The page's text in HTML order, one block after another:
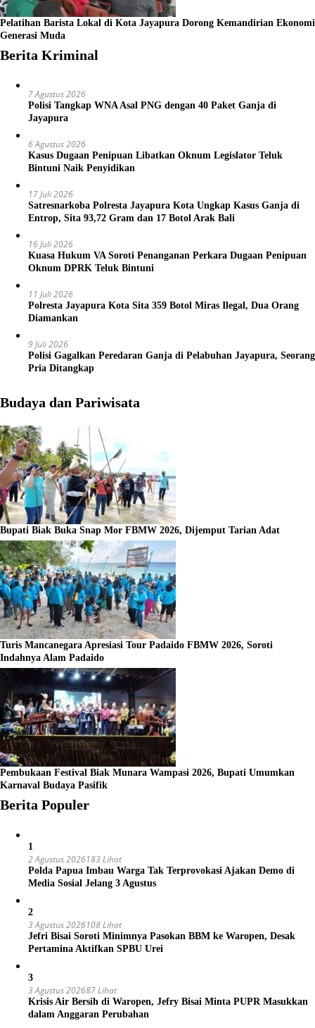
Pelatihan Barista Lokal di Kota Jayapura Dorong Kemandirian Ekonomi
Generasi Muda
Berita Kriminal
7 Agustus 2026
Polisi Tangkap WNA Asal PNG dengan 40 Paket Ganja di
Jayapura
6 Agustus 2026
Kasus Dugaan Penipuan Libatkan Oknum Legislator Teluk
Bintuni Naik Penyidikan
17 Juli 2026
Satresnarkoba Polresta Jayapura Kota Ungkap Kasus Ganja di
Entrop, Sita 93,72 Gram dan 17 Botol Arak Bali
16 Juli 2026
Kuasa Hukum VA Soroti Penanganan Perkara Dugaan Penipuan
Oknum DPRK Teluk Bintuni
11 Juli 2026
Polresta Jayapura Kota Sita 359 Botol Miras Ilegal, Dua Orang
Diamankan
9 Juli 2026
Polisi Gagalkan Peredaran Ganja di Pelabuhan Jayapura, Seorang
Pria Ditangkap
Budaya dan Pariwisata
Bupati Biak Buka Snap Mor FBMW 2026, Dijemput Tarian Adat
Turis Mancanegara Apresiasi Tour Padaido FBMW 2026, Soroti
Indahnya Alam Padaido
Pembukaan Festival Biak Munara Wampasi 2026, Bupati Umumkan
Karnaval Budaya Pasifik
Berita Populer
1
2 Agustus 2026183 Lihat
Polda Papua Imbau Warga Tak Terprovokasi Ajakan Demo di
Media Sosial Jelang 3 Agustus
2
3 Agustus 2026108 Lihat
Jefri Bisai Soroti Minimnya Pasokan BBM ke Waropen, Desak
Pertamina Aktifkan SPBU Urei
3
3 Agustus 202687 Lihat
Krisis Air Bersih di Waropen, Jefry Bisai Minta PUPR Masukkan
dalam Anggaran Perubahan